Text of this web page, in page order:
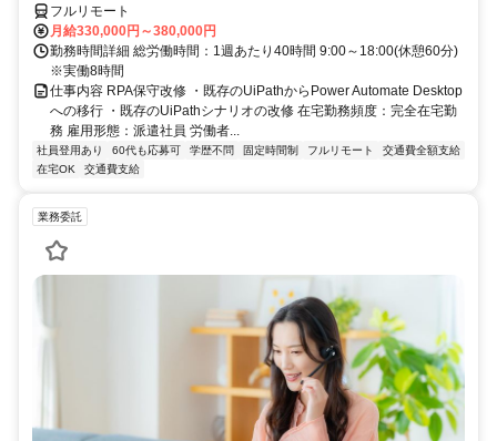
フルリモート
月給330,000円～380,000円
勤務時間詳細 総労働時間：1週あたり40時間 9:00～18:00(休憩60分)
※実働8時間
仕事内容 RPA保守改修 ・既存のUiPathからPower Automate Desktop
への移行 ・既存のUiPathシナリオの改修 在宅勤務頻度：完全在宅勤
務 雇用形態：派遣社員 労働者...
社員登用あり 60代も応募可 学歴不問 固定時間制 フルリモート
交通費全額支給
在宅OK
交通費支給
業務委託